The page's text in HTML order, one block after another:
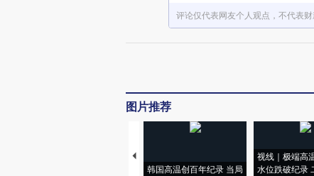
评论仅代表网友个人观点，不代表
图片推荐
韩国高温创百年纪录 当局
视线｜极端高
水位跌破纪录